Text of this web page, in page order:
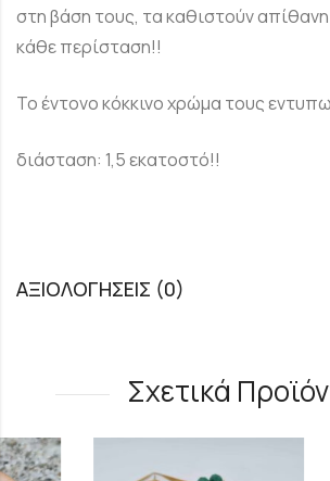
στη βάση τους, τα καθιστούν απίθανη
κάθε περίσταση!!
Το έντονο κόκκινο χρώμα τους
διάσταση: 1,5 εκατοστό!!
ΑΞΙΟΛΟΓΉΣΕΙΣ (0)
Σχετικά
ΜΗ